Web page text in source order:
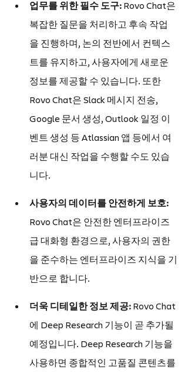
업무를 위한 필수 도구: Rovo Chat은
복잡한 질문을 처리하고 후속 작업
을 진행하며, 논의 전반에서 컨텍스
트를 유지하고, 사용자에게 새로운
정보를 제공할 수 있습니다. 또한
Rovo Chat은 Slack 메시지 전송,
Google 문서 생성, Outlook 일정 이
벤트 생성 등 Atlassian 앱 등에서 여
러분 대신 작업을 수행할 수도 있습
니다.
사용자의 데이터를 안전하게 보호:
Rovo Chat은 안전한 엔터프라이즈
급 대화형 환경으로, 사용자의 권한
을 준수하는 엔터프라이즈 지식을 기
반으로 합니다.
더욱 디테일한 정보 제공: Rovo Chat
에 Deep Research 기능이 곧 추가될
예정입니다. Deep Research 기능을
사용하면 종합적인 고품질 콘텐츠를